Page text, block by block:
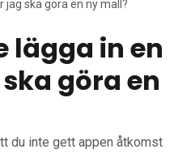
jag ska göra en ny mall?
lägga in en
göra en
du inte gett appen åtkomst